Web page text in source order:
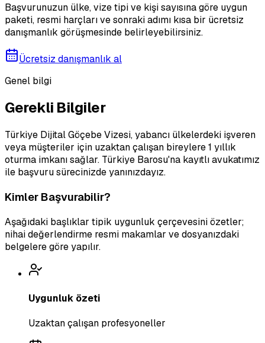
Başvurunuzun ülke, vize tipi ve kişi sayısına göre uygun
paketi, resmi harçları ve sonraki adımı kısa bir ücretsiz
danışmanlık görüşmesinde belirleyebilirsiniz.
Ücretsiz danışmanlık al
Genel bilgi
Gerekli Bilgiler
Türkiye Dijital Göçebe Vizesi, yabancı ülkelerdeki işveren
veya müşteriler için uzaktan çalışan bireylere 1 yıllık
oturma imkanı sağlar. Türkiye Barosu'na kayıtlı avukatımız
ile başvuru sürecinizde yanınızdayız.
Kimler Başvurabilir?
Aşağıdaki başlıklar tipik uygunluk çerçevesini özetler;
nihai değerlendirme resmi makamlar ve dosyanızdaki
belgelere göre yapılır.
Uygunluk özeti
Uzaktan çalışan profesyoneller